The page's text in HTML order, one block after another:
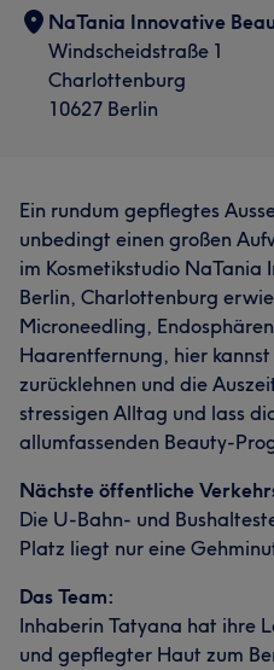
NaTania Innovative
Windscheidstraße 1
Charlottenburg
10627 Berlin
Ein rundum gepflegtes
unbedingt einen großen
im Kosmetikstudio NaTania
Berlin, Charlottenburg
Microneedling,
Haarentfernung, hier
zurücklehnen und die
stressigen Alltag und lass
allumfassenden Beauty-
Nächste öffentliche
Die U-Bahn- und
Platz liegt nur eine
Das Team:
Inhaberin Tatyana hat ihre
und gepflegter Haut zum